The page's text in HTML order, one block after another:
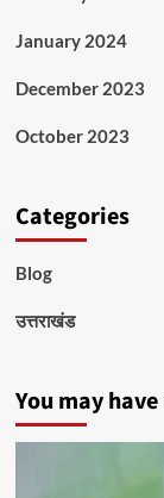
January 2024
December 2023
October 2023
Categories
Blog
उत्तराखंड
You may